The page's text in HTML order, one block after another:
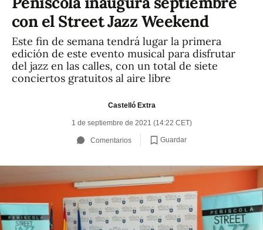
con el Street Jazz Weekend
Este fin de semana tendrá lugar la primera
edición de este evento musical para disfrutar
del jazz en las calles, con un total de siete
conciertos gratuitos al aire libre
Castelló Extra
1 de septiembre de 2021 (14:22 CET)
Comentarios Guardar